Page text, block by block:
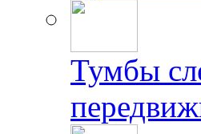
Тумбы